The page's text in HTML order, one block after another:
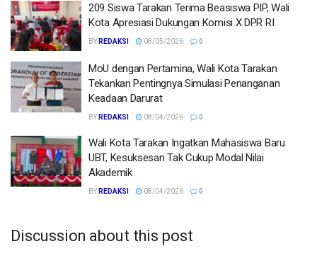
209 Siswa Tarakan Terima Beasiswa PIP, Wali
Kota Apresiasi Dukungan Komisi X DPR RI
BY REDAKSI 08/05/2026 0
MoU dengan Pertamina, Wali Kota Tarakan
Tekankan Pentingnya Simulasi Penanganan
Keadaan Darurat
BY REDAKSI 08/04/2026 0
Wali Kota Tarakan Ingatkan Mahasiswa Baru
UBT, Kesuksesan Tak Cukup Modal Nilai
Akademik
BY REDAKSI 08/04/2026 0
Discussion about this post